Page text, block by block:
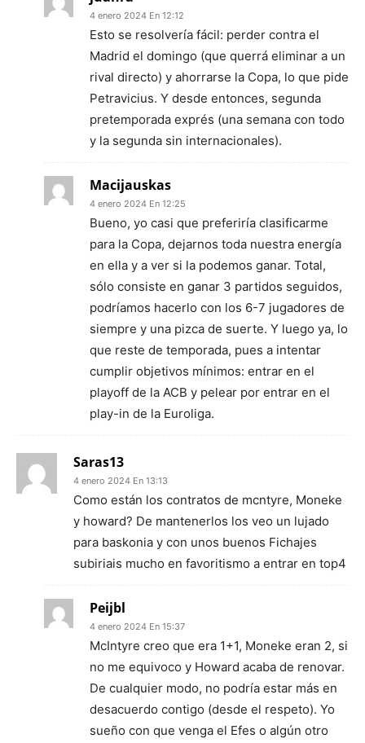
4 enero 2024 En 12:12
Esto se resolvería fácil: perder contra el
Madrid el domingo (que querrá eliminar a un
rival directo) y ahorrarse la Copa, lo que pide
Petravicius. Y desde entonces, segunda
pretemporada exprés (una semana con todo
y la segunda sin internacionales).
Macijauskas
4 enero 2024 En 12:25
Bueno, yo casi que preferiría clasificarme
para la Copa, dejarnos toda nuestra energía
en ella y a ver si la podemos ganar. Total,
sólo consiste en ganar 3 partidos seguidos,
podríamos hacerlo con los 6-7 jugadores de
siempre y una pizca de suerte. Y luego ya, lo
que reste de temporada, pues a intentar
cumplir objetivos mínimos: entrar en el
playoff de la ACB y pelear por entrar en el
play-in de la Euroliga.
Saras13
4 enero 2024 En 13:13
Como están los contratos de mcntyre, Moneke
y howard? De mantenerlos los veo un lujado
para baskonia y con unos buenos Fichajes
subiriais mucho en favoritismo a entrar en top4
Peijbl
4 enero 2024 En 15:37
McIntyre creo que era 1+1, Moneke eran 2, si
no me equivoco y Howard acaba de renovar.
De cualquier modo, no podría estar más en
desacuerdo contigo (desde el respeto). Yo
sueño con que venga el Efes o algún otro